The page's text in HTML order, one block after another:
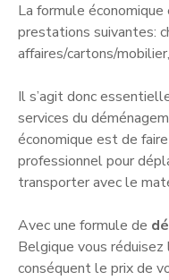
La formule
prestations suivantes:
affaires/cartons/
Il s’agit donc
services du
économique est de
professionnel pour
transporter avec le
Avec une formule de
Belgique vous
conséquent le prix de